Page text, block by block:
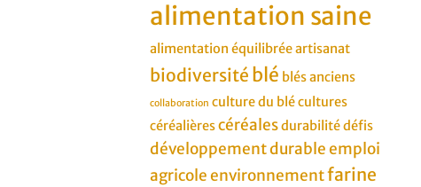
alimentation saine
alimentation équilibréeartisanat
biodiversité blé blés anciens
collaboration culture du blécultures
céréalièrescéréalesdurabilitédéfis
développement durableemploi
agricoleenvironnementfarine